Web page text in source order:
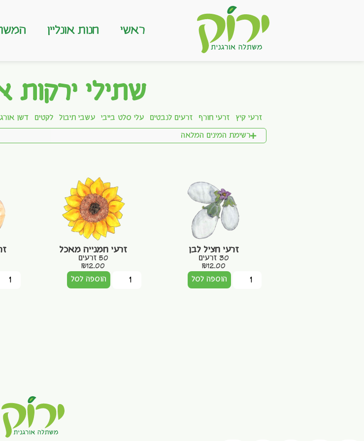
ראשי חנות אונליין
שתילי ירקות
זרעי קיץ זרעי חורף זרעים לנבטים עלי סלט בייבי עשבי תיבול לקטים דשן
רשימת המינים המלאה
זרעי חציל לבן
30 זרעים
₪12.00
הוספה לסל
זרעי חמנייה מאכל
50 זרעים
₪12.00
הוספה לסל